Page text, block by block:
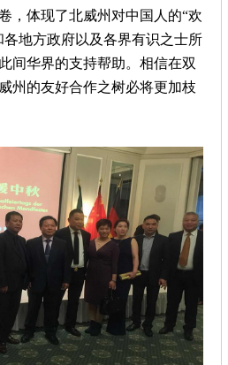
，体现了北威州对中国人的“欢
地方政府以及各界有识之士所
间华界的支持帮助。相信在双
州的友好合作之树必将更加枝